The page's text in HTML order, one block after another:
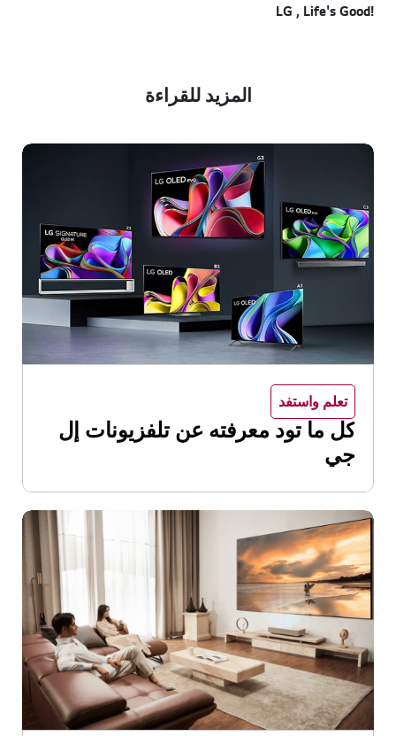
!LG , Life's Good
المزيد للقراءة
تعلم واستفد
كل ما تود معرفته عن تلفزيونات إل
جي